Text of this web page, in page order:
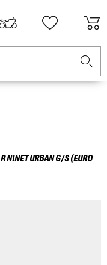
R NINET URBAN G/S (EURO